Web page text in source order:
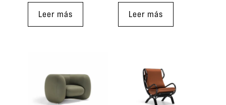
Leer más Leer más